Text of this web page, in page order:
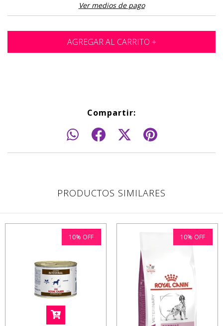
Ver medios de pago
Compartir:
PRODUCTOS SIMILARES
10% OFF 10% OFF